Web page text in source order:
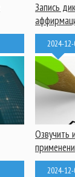
Запись
2024-12-
Озвучить
2024-12-